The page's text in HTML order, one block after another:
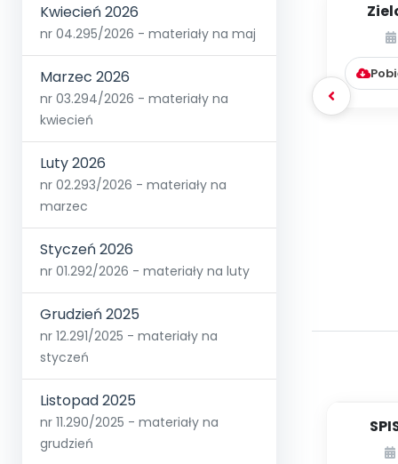
Kwiecień 2026
nr 04.295/2026 - materiały na maj
Marzec 2026
nr 03.294/2026 - materiały na
kwiecień
Luty 2026
nr 02.293/2026 - materiały na
marzec
Styczeń 2026
nr 01.292/2026 - materiały na luty
Grudzień 2025
nr 12.291/2025 - materiały na
styczeń
Listopad 2025
nr 11.290/2025 - materiały na
grudzień